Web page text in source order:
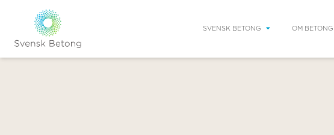
SVENSK BETONG OM BETONG